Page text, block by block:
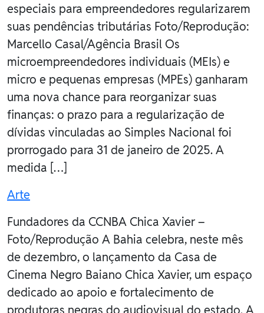
especiais para empreendedores regularizarem
suas pendências tributárias Foto/Reprodução:
Marcello Casal/Agência Brasil Os
microempreendedores individuais (MEIs) e
micro e pequenas empresas (MPEs) ganharam
uma nova chance para reorganizar suas
finanças: o prazo para a regularização de
dívidas vinculadas ao Simples Nacional foi
prorrogado para 31 de janeiro de 2025. A
medida […]
Arte
Fundadores da CCNBA Chica Xavier –
Foto/Reprodução A Bahia celebra, neste mês
de dezembro, o lançamento da Casa de
Cinema Negro Baiano Chica Xavier, um espaço
dedicado ao apoio e fortalecimento de
produtoras negras do audiovisual do estado. A